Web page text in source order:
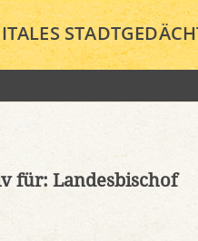
für: Landesbischof